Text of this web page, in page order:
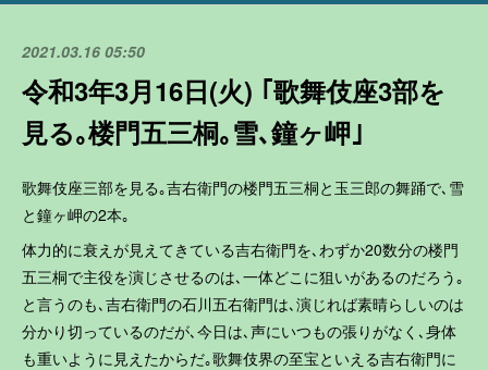
2021.03.16 05:50
令和3年3月16日(火) ｢歌舞伎座3部を
見る｡楼門五三桐｡雪､鐘ヶ岬｣
歌舞伎座三部を見る｡吉右衛門の楼門五三桐と玉三郎の舞踊で､雪
と鐘ヶ岬の2本｡
体力的に衰えが見えてきている吉右衛門を､わずか20数分の楼門
五三桐で主役を演じさせるのは､一体どこに狙いがあるのだろう｡
と言うのも､吉右衛門の石川五右衛門は､演じれば素晴らしいのは
分かり切っているのだが､今日は､声にいつもの張りがなく､身体
も重いように見えたからだ｡歌舞伎界の至宝といえる吉右衛門に